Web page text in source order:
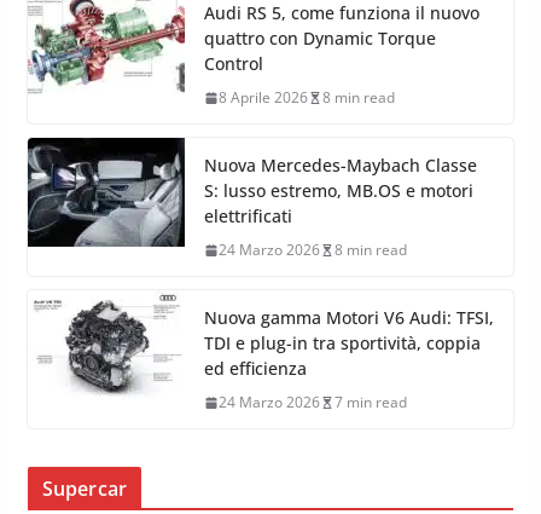
Audi RS 5, come funziona il nuovo
quattro con Dynamic Torque
Control
8 Aprile 2026 8 min read
Nuova Mercedes-Maybach Classe
S: lusso estremo, MB.OS e motori
elettrificati
24 Marzo 2026 8 min read
Nuova gamma Motori V6 Audi: TFSI,
TDI e plug-in tra sportività, coppia
ed efficienza
24 Marzo 2026 7 min read
Supercar